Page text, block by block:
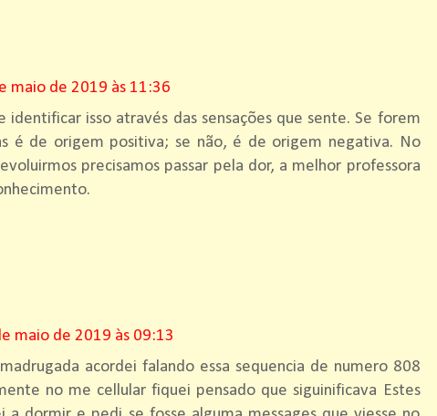
maio de 2019 às 11:36
identificar isso através das sensações que sente. Se forem
é de origem positiva; se não, é de origem negativa. No
precisamos passar pela dor, a melhor professora
maio de 2019 às 09:13
acordei falando essa sequencia de numero 808
no me cellular fiquei pensado que siguinificava Estes